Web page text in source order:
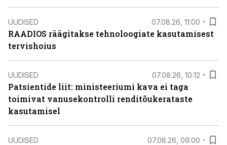
UUDISED 07.08.26, 11:00
RAADIOS räägitakse tehnoloogiate kasutamisest
tervishoius
UUDISED 07.08.26, 10:12
Patsientide liit: ministeeriumi kava ei taga
toimivat vanusekontrolli renditõukerataste
kasutamisel
UUDISED 07.08.26, 09:00